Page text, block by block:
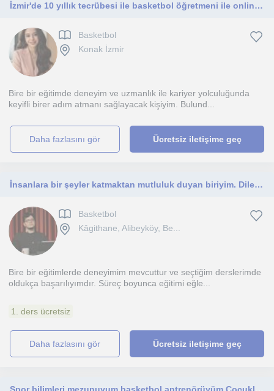
İzmir'de 10 yıllık tecrübesi ile basketbol öğretmeni ile online- yüz yüze ders
Basketbol
Konak İzmir
Bire bir eğitimde deneyim ve uzmanlık ile kariyer yolculuğunda
keyifli birer adım atmanı sağlayacak kişiyim. Bulund...
daha fazlasını gör Ücretsiz iletişime geç
İnsanlara bir şeyler katmaktan mutluluk duyan biriyim. Dilerim ki bir sonraki aşamaya ulaşmanıza yardımcı olurum.
Basketbol
Kâgithane, Alibeyköy, Be...
Bire bir eğitimlerde deneyimim mevcuttur ve seçtiğim derslerimde
oldukça başarılıyımdır. Süreç boyunca eğitimi eğle...
1. ders ücretsiz
daha fazlasını gör Ücretsiz iletişime geç